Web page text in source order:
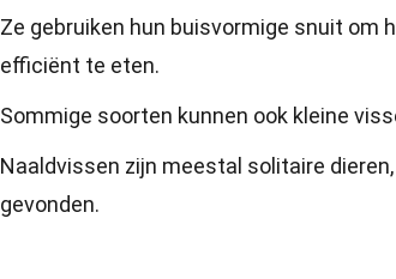
Ze gebruiken hun buisvormige snuit om
efficiënt te eten.
Sommige soorten kunnen ook kleine
Naaldvissen zijn meestal solitaire
gevonden.